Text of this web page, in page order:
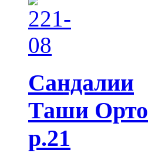
Сандалии
Таши Орто
р.21